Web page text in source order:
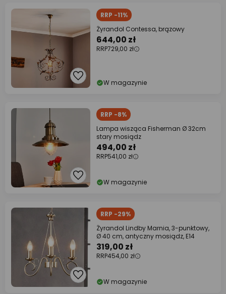
RRP -11%
Żyrandol Contessa, brązowy
644,00 zł
RRP729,00 zł
W magazynie
RRP -8%
Lampa wisząca Fisherman Ø 32cm
stary mosiądz
494,00 zł
RRP541,00 zł
W magazynie
RRP -29%
Żyrandol Lindby Marnia, 3-punktowy,
Ø 40 cm, antyczny mosiądz, E14
319,00 zł
RRP454,00 zł
W magazynie